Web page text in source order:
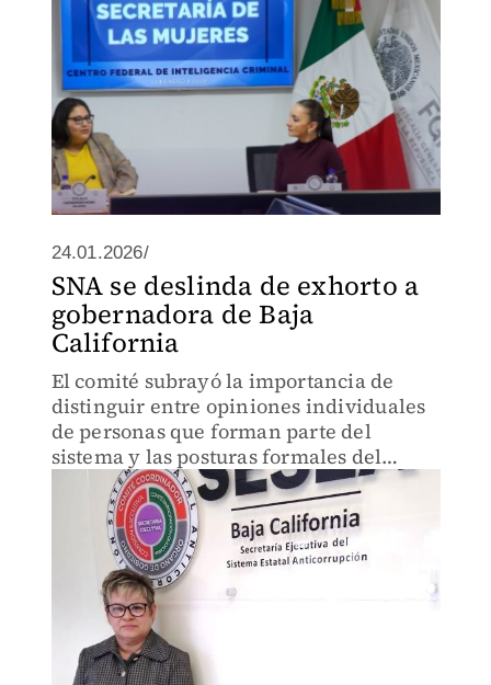
24.01.2026/
SNA se deslinda de exhorto a
gobernadora de Baja
California
El comité subrayó la importancia de
distinguir entre opiniones individuales
de personas que forman parte del
sistema y las posturas formales del
organismo.